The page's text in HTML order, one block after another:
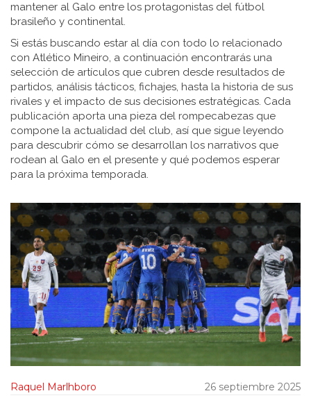
mantener al Galo entre los protagonistas del fútbol
brasileño y continental.
Si estás buscando estar al día con todo lo relacionado
con Atlético Mineiro, a continuación encontrarás una
selección de artículos que cubren desde resultados de
partidos, análisis tácticos, fichajes, hasta la historia de sus
rivales y el impacto de sus decisiones estratégicas. Cada
publicación aporta una pieza del rompecabezas que
compone la actualidad del club, así que sigue leyendo
para descubrir cómo se desarrollan los narrativos que
rodean al Galo en el presente y qué podemos esperar
para la próxima temporada.
Raquel Marlhboro 26 septiembre 2025